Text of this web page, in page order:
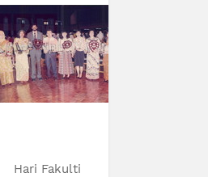
Hari Fakulti